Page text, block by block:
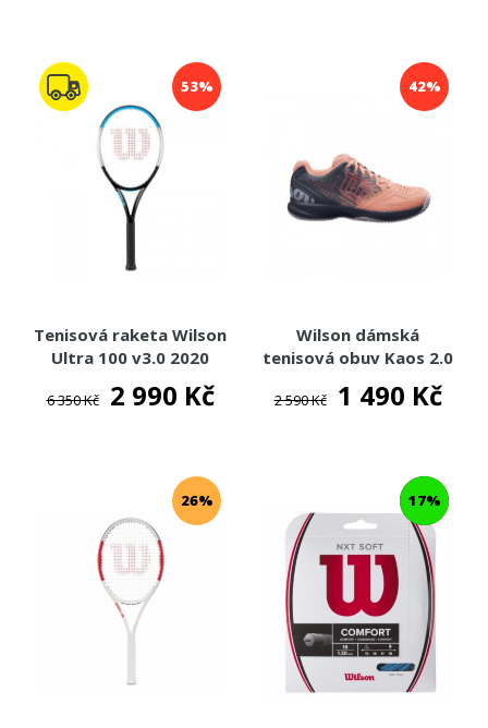
53%
Tenisová raketa Wilson
Ultra 100 v3.0 2020
6 350 Kč 2 990 Kč
42%
Wilson dámská
tenisová obuv Kaos 2.0
2 590 Kč 1 490 Kč
26% 17%